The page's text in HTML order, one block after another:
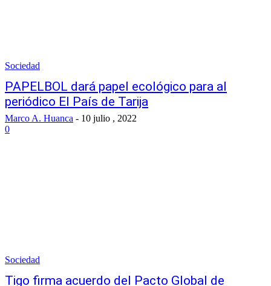
Sociedad
PAPELBOL dará papel ecológico para al
periódico El País de Tarija
Marco A. Huanca - 10 julio , 2022
0
Sociedad
Tigo firma acuerdo del Pacto Global de